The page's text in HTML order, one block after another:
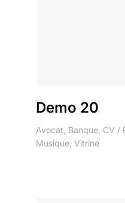
Demo 20
Avocat Banque CV /
Musique Vitrine